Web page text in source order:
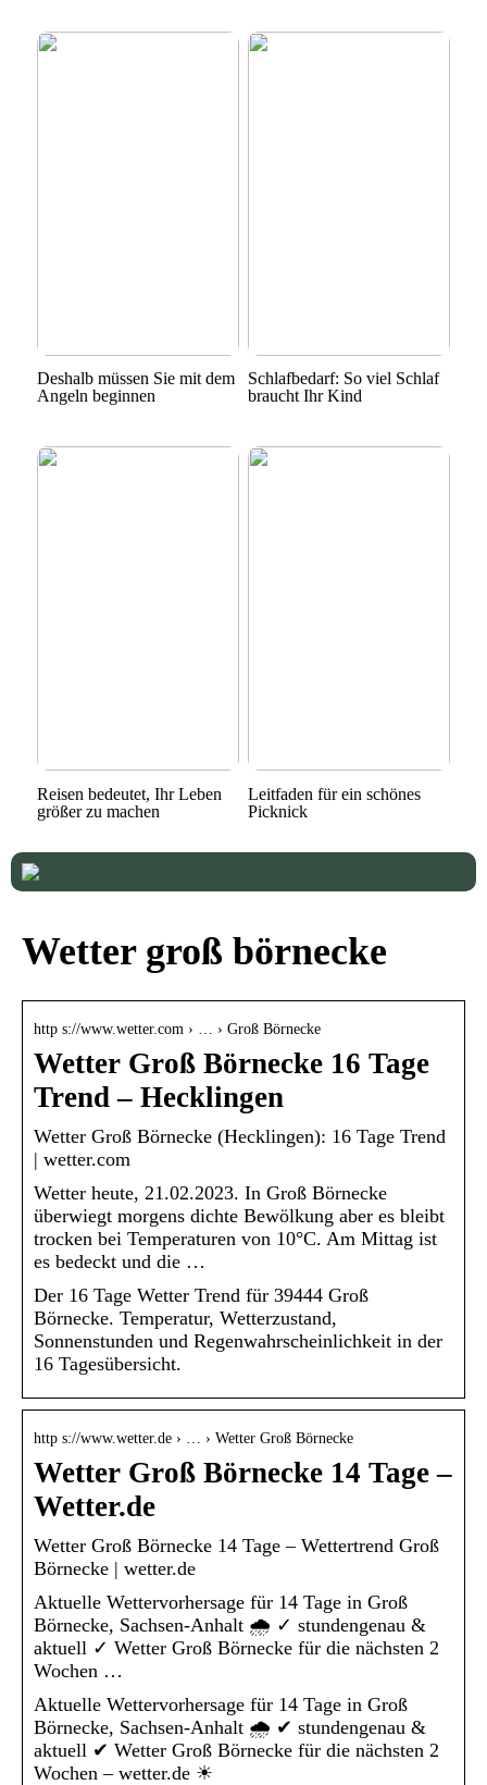
Deshalb müssen Sie mit dem
Angeln beginnen
Schlafbedarf: So viel Schlaf
braucht Ihr Kind
Reisen bedeutet, Ihr Leben
größer zu machen
Leitfaden für ein schönes
Picknick
Wetter groß börnecke
http s://www.wetter.com › … › Groß Börnecke
Wetter Groß Börnecke 16 Tage
Trend – Hecklingen
Wetter Groß Börnecke (Hecklingen): 16 Tage Trend
| wetter.com
Wetter heute, 21.02.2023. In Groß Börnecke
überwiegt morgens dichte Bewölkung aber es bleibt
trocken bei Temperaturen von 10°C. Am Mittag ist
es bedeckt und die …
Der 16 Tage Wetter Trend für 39444 Groß
Börnecke. Temperatur, Wetterzustand,
Sonnenstunden und Regenwahrscheinlichkeit in der
16 Tagesübersicht.
http s://www.wetter.de › … › Wetter Groß Börnecke
Wetter Groß Börnecke 14 Tage –
Wetter.de
Wetter Groß Börnecke 14 Tage – Wettertrend Groß
Börnecke | wetter.de
Aktuelle Wettervorhersage für 14 Tage in Groß
Börnecke, Sachsen-Anhalt 🌧️ ✓ stundengenau &
aktuell ✓ Wetter Groß Börnecke für die nächsten 2
Wochen …
Aktuelle Wettervorhersage für 14 Tage in Groß
Börnecke, Sachsen-Anhalt 🌧️ ✔ stundengenau &
aktuell ✔ Wetter Groß Börnecke für die nächsten 2
Wochen – wetter.de ☀